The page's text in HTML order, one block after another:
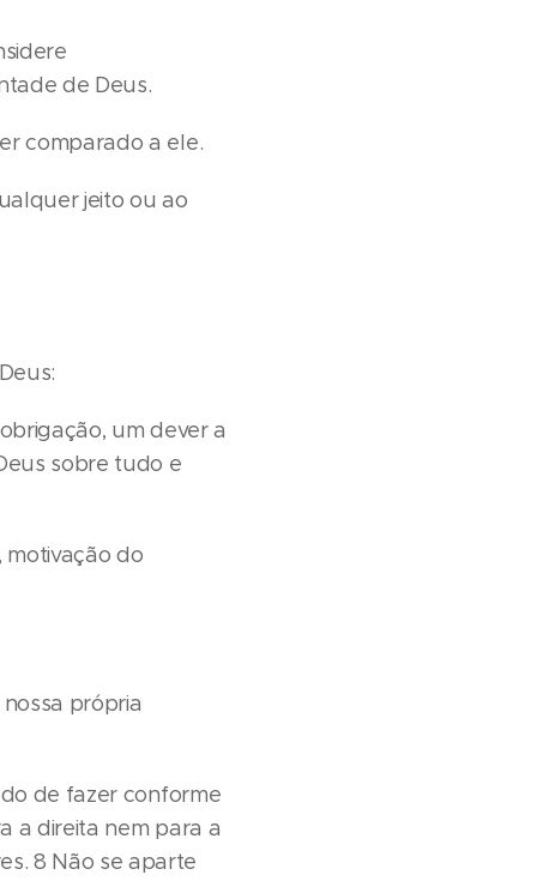
de Deus.
comparado a ele.
jeito ou ao
um dever a
sobre tudo e
do
própria
de fazer conforme
a direita nem para a
8 Não se aparte